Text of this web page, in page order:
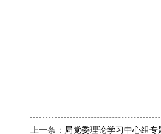
上一条： 局党委理论学习中心组